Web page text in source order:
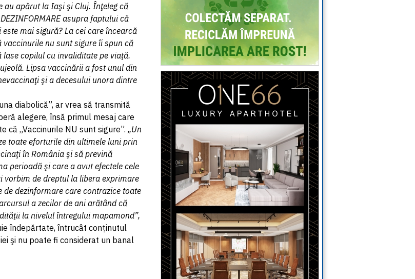
au apărut la Iaşi şi Cluj. Înţeleg că
asupra faptului că
mai sigură? La cei care încearcă
nu sunt sigure îi spun că
copilul cu invaliditate pe viaţă.
Lipsa vaccinării a fost unul din
şi a decesului unora dintre
diabolică”, ar vrea să transmită
alegere, însă primul mesaj care
„Vaccinurile NU sunt sigure”. „Un
toate eforturile din ultimele luni prin
în România şi să prevină
perioadă şi care a avut efectele cele
de dreptul la libera exprimare
dezinformare care contrazice toate
a zecilor de ani arătând că
la nivelul întregului mapamond”,
îndepărtate, întrucât conţinutul
şi nu poate fi considerat un banal